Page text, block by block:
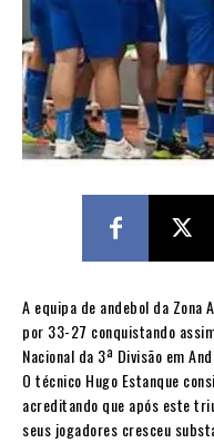
A equipa de andebol da Zona
por 33-27 conquistando
Nacional da 3ª Divisão em
O técnico Hugo Estanque
acreditando que após este
seus jogadores cresceu